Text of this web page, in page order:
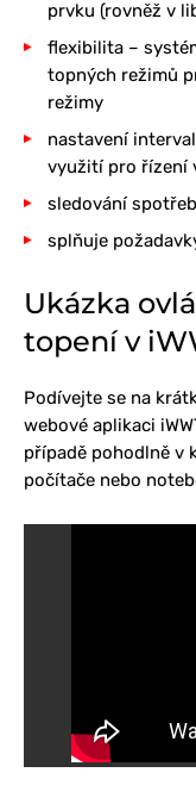
prvku (rovněž v
flexibilita –
topných režimů
režimy
nastavení
využití pro řízení
sledování
splňuje
Ukázka
topení v
Podívejte se na
webové aplikaci
případě pohodlně v
počítače nebo